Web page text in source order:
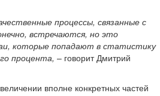
процессы, связанные с
встречаются, но это
которые попадают в статистику
процента, – говорит Дмитрий
вполне конкретных частей